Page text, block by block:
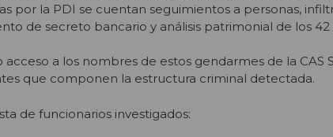
por la PDI se cuentan seguimientos a personas,
de secreto bancario y análisis patrimonial de los
acceso a los nombres de estos gendarmes de la CAS
que componen la estructura criminal detectada.
de funcionarios investigados: